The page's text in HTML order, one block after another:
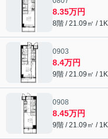
8.35万円
8階 / 21.09㎡ / 1K
0903
8.4万円
9階 / 21.09㎡ / 1K
0908
8.45万円
9階 / 21.09㎡ / 1K